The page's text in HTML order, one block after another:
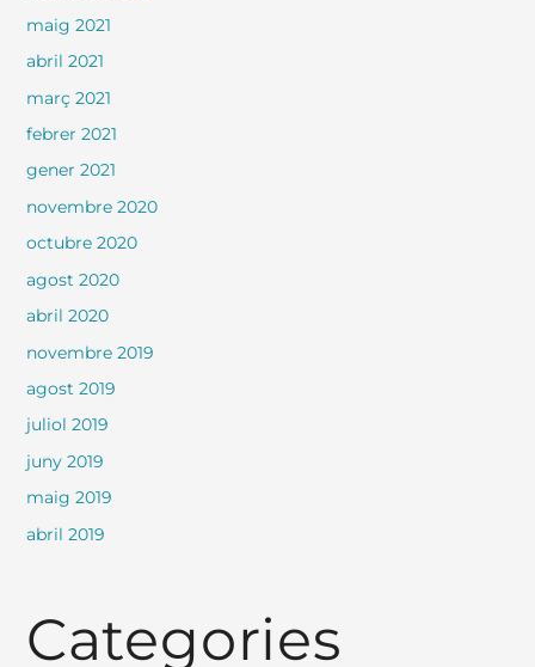
maig 2021
abril 2021
març 2021
febrer 2021
gener 2021
novembre 2020
octubre 2020
agost 2020
abril 2020
novembre 2019
agost 2019
juliol 2019
juny 2019
maig 2019
abril 2019
Categories